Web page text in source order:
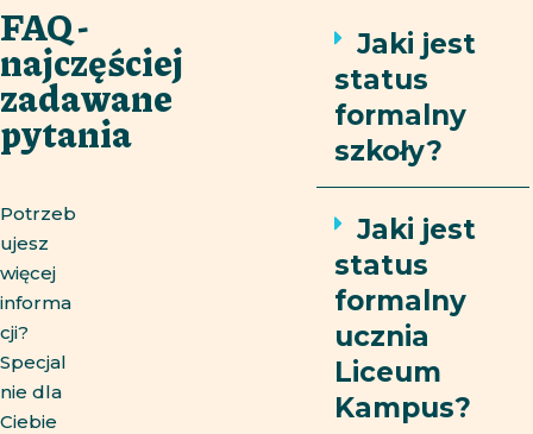
FAQ-
najczęściej
zadawane
pytania
Potrzeb
ujesz
więcej
informa
cji?
Specjal
nie dla
Ciebie
Jaki jest
status
formalny
szkoły?
Jaki jest
status
formalny
ucznia
Liceum
Kampus?